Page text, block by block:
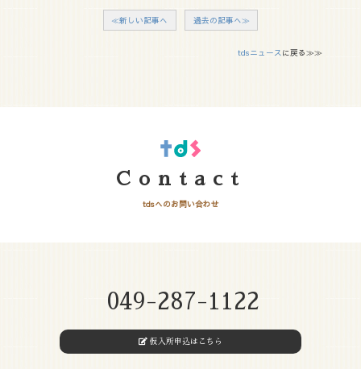
≪新しい記事へ 過去の記事へ≫
tdsニュースに戻る≫≫
Contact
tdsへのお問い合わせ
049-287-1122
仮入所申込はこちら